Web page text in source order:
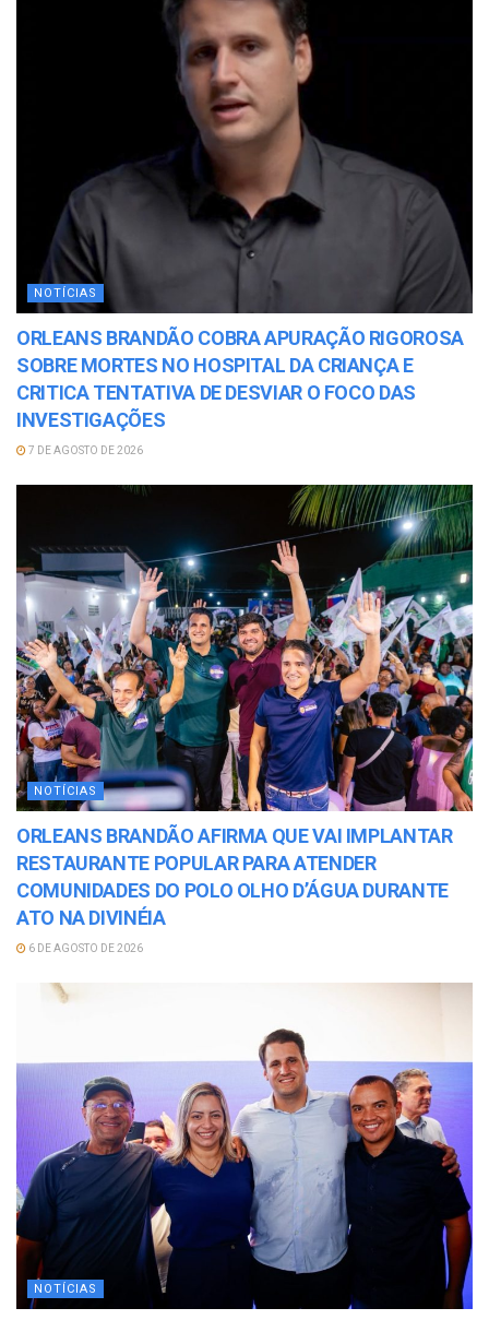
NOTÍCIAS
ORLEANS BRANDÃO COBRA APURAÇÃO RIGOROSA
SOBRE MORTES NO HOSPITAL DA CRIANÇA E
CRITICA TENTATIVA DE DESVIAR O FOCO DAS
INVESTIGAÇÕES
7 DE AGOSTO DE 2026
NOTÍCIAS
ORLEANS BRANDÃO AFIRMA QUE VAI IMPLANTAR
RESTAURANTE POPULAR PARA ATENDER
COMUNIDADES DO POLO OLHO D’ÁGUA DURANTE
ATO NA DIVINÉIA
6 DE AGOSTO DE 2026
NOTÍCIAS